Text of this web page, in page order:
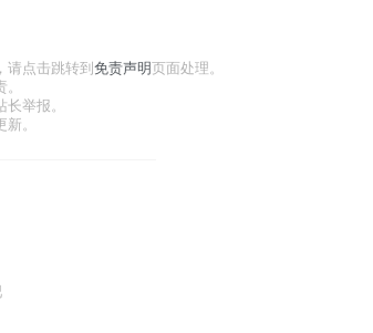
请点击跳转到免责声明页面处理。
举报。
。